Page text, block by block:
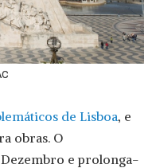
de Lisboa, e
obras. O
e prolonga-